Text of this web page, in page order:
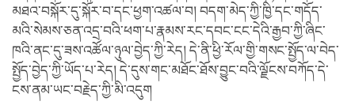
མཐའ་བསྐོར་དུ་སྐོར་བ་དང་ཕྱག་འཚལ་བ། བདག་མེད་ཀྱི་ཁྱི་དང་གདོད་
མའི་སེམས་ཅན་འདྲ་བའི་ཕག་པ་རྣམས་རང་དབང་ངང་དེའི་རྒྱབ་ཀྱི་ཞིང་
ཁའི་ནང་དུ་ཟས་འཚོལ་ཉུལ་བྱེད་ཀྱི་རེད། དེ་ནི་ཕྱི་རོལ་གྱི་གསང་སྤྱོད་ལ་བེད་
སྤྱོད་བྱེད་ཀྱི་ཡོད་པ་རེད། དེ་དུས་གང་མཐོང་ཐོས་བྱུང་བའི་ལྗོངས་བཀོད་དེ་
ངས་ནམ་ཡང་བརྗེད་ཀྱི་མི་འདུག